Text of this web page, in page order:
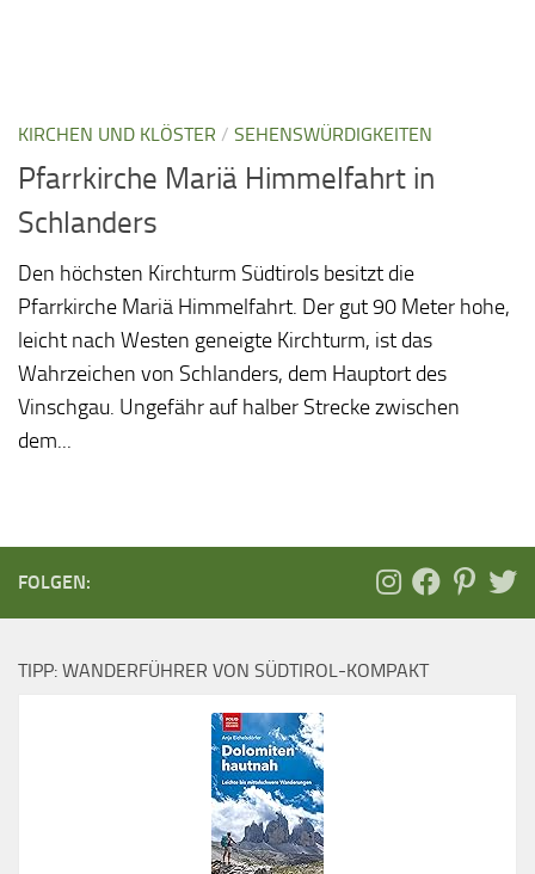
KIRCHEN UND KLÖSTER / SEHENSWÜRDIGKEITEN
Pfarrkirche Mariä Himmelfahrt in
Schlanders
Den höchsten Kirchturm Südtirols besitzt die
Pfarrkirche Mariä Himmelfahrt. Der gut 90 Meter hohe,
leicht nach Westen geneigte Kirchturm, ist das
Wahrzeichen von Schlanders, dem Hauptort des
Vinschgau. Ungefähr auf halber Strecke zwischen
dem...
FOLGEN:
TIPP: WANDERFÜHRER VON SÜDTIROL-KOMPAKT